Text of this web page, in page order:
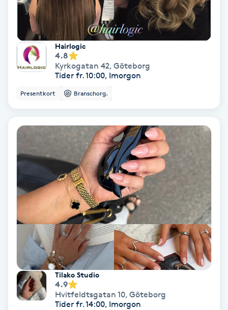
Gruppträning
Gua Sha-massage
Hatha Yoga
Healing
Herrklippning
HIFU
Hollywood Peel
Hot Stone Massage
Hot yoga
Hudföryngring
Hairlogic
4.8
Kyrkogatan 42, Göteborg
Tider fr. 10:00, Imorgon
Presentkort Branschorg.
Tilako Studio
4.9
Hvitfeldtsgatan 10, Göteborg
Tider fr. 14:00, Imorgon